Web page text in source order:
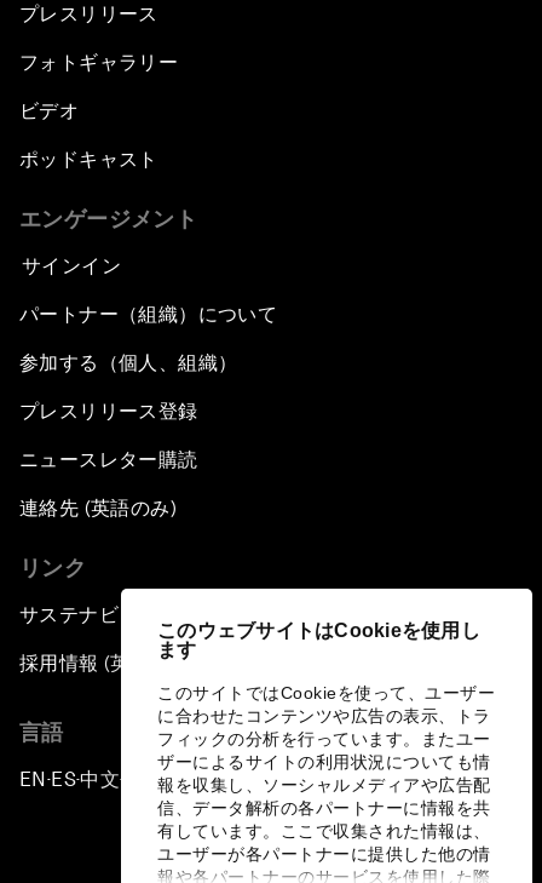
このウェブサイトはCookieを使用し
ます
このサイトではCookieを使って、ユーザー
に合わせたコンテンツや広告の表示、トラ
フィックの分析を行っています。またユー
ザーによるサイトの利用状況についても情
報を収集し、ソーシャルメディアや広告配
信、データ解析の各パートナーに情報を共
有しています。ここで収集された情報は、
ユーザーが各パートナーに提供した他の情
報や各パートナーのサービスを使用した際
プレスリリース
フォトギャラリー
ビデオ
ポッドキャスト
エンゲージメント
サインイン
パートナー（組織）について
参加する（個人、組織）
プレスリリース登録
ニュースレター購読
連絡先 (英語のみ)
リンク
サステナビリティへの取り組み
採用情報 (英語のみ)
言語
EN ▪ES▪中文▪ 日本語